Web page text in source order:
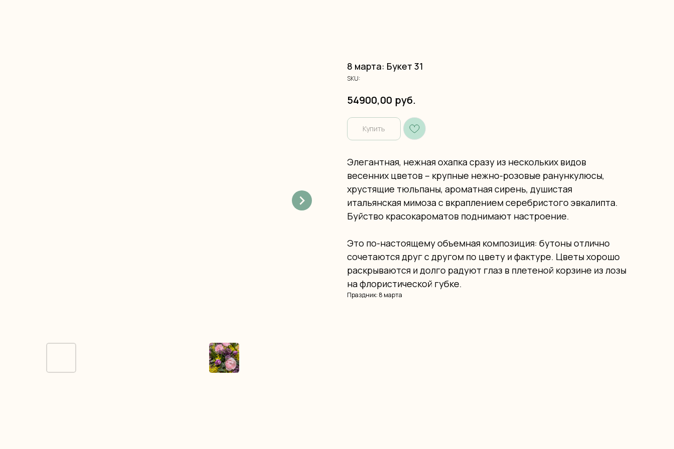
8 марта: Букет 31
SKU:
54900,00 руб.
Купить
Элегантная, нежная охапка сразу из нескольких видов
весенних цветов – крупные нежно-розовые ранункулюсы,
хрустящие тюльпаны, ароматная сирень, душистая
итальянская мимоза с вкраплением серебристого эвкалипта.
Буйство красокароматов поднимают настроение.
Это по-настоящему объемная композиция: бутоны отлично
сочетаются друг с другом по цвету и фактуре. Цветы хорошо
раскрываются и долго радуют глаз в плетеной корзине из лозы
на флористической губке.
Праздник: 8 марта